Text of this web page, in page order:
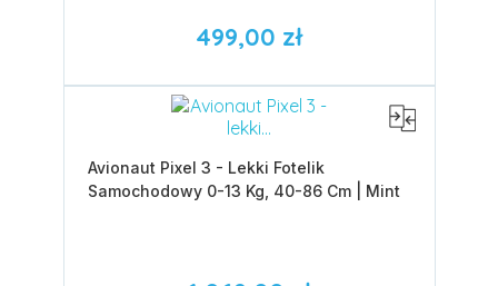
499,00 zł
Avionaut Pixel 3 - Lekki Fotelik
Samochodowy 0-13 Kg, 40-86 Cm | Mint